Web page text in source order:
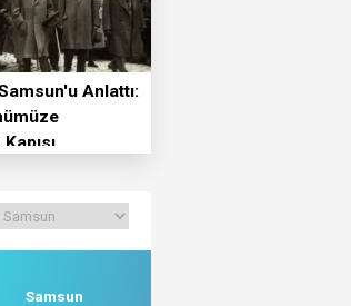
Anlattı:
Samsun